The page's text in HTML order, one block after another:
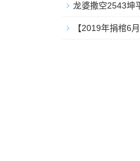
龙婆撒空2543坤
【2019年捐棺6